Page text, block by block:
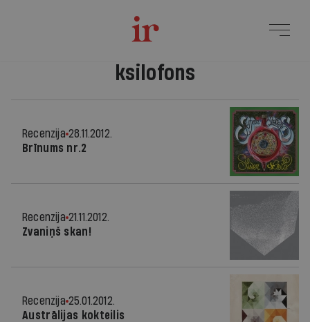
ksilofons
Recenzija 28.11.2012.
Brīnums nr.2
Recenzija 21.11.2012.
Zvaniņš skan!
Recenzija 25.01.2012.
Austrālijas kokteilis